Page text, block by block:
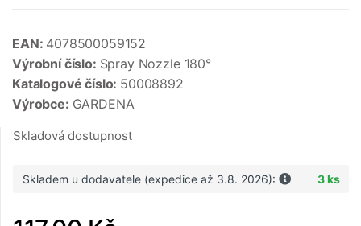
EAN: 4078500059152
Výrobní číslo: Spray Nozzle 180°
Katalogové číslo: 50008892
Výrobce: GARDENA
Skladová dostupnost
Skladem u dodavatele (expedice až 3.8. 2026): 3 ks